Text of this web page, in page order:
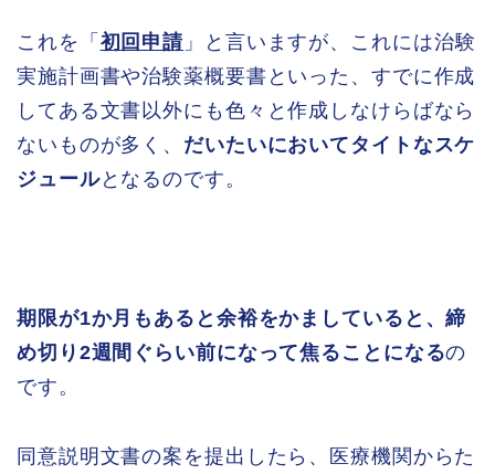
これを「 初回申請 」と言いますが、これには治験
実施計画書や治験薬概要書といった、すでに作成
してある文書以外にも色々と作成しなけらばなら
ないものが多く、 だいたいにおいてタイトなスケ
ジュールとなるのです。
期限が1か月もあると余裕をかましていると、締
め切り2週間ぐらい前になって焦ることになるの
です。
同意説明文書の案を提出したら、医療機関からた